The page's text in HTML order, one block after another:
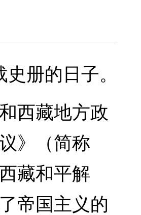
册的日子。
西藏地方政
》（简称
藏和平解
帝国主义的